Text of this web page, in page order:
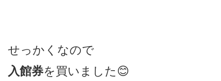
せっかくなので
入館券を買いました😊